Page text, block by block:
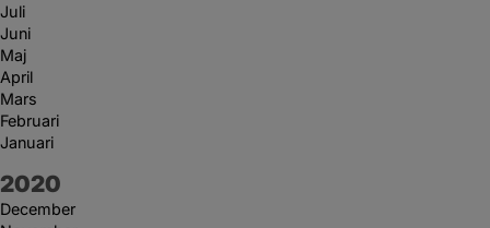
Juli
Juni
Maj
April
Mars
Februari
Januari
År:
2020
December